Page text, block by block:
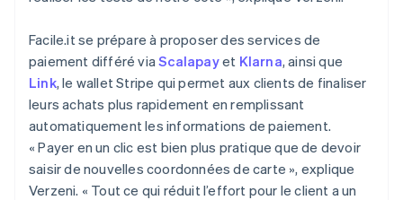
Facile.it se prépare à proposer des services de
paiement différé viaScalapayet Klarna, ainsi que
Link, le wallet Stripe qui permet aux clients de finaliser
leurs achats plus rapidement en remplissant
automatiquement les informations de paiement.
« Payer en un clic est bien plus pratique que de devoir
saisir de nouvelles coordonnées de carte », explique
Verzeni. « Tout ce qui réduit l’effort pour le client a un